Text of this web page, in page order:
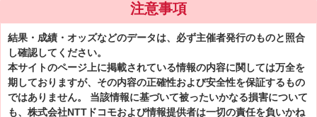
注意事項
結果・成績・オッズなどのデータは、必ず主催者発行のものと照合
し確認してください。
本サイトのページ上に掲載されている情報の内容に関しては万全を
期しておりますが、その内容の正確性および安全性を保証するもの
ではありません。 当該情報に基づいて被ったいかなる損害について
も、株式会社NTTドコモおよび情報提供者は一切の責任を負いかね